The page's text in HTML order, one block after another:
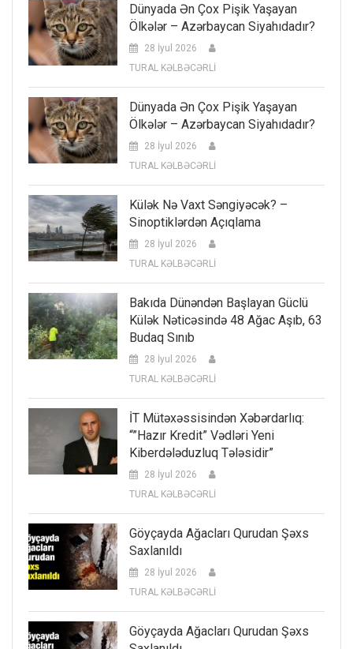
Dünyada Ən Çox Pişik Yaşayan
Ölkələr – Azərbaycan Siyahıdadır?
28 İyul 2026
TURAL KƏLBƏCƏRLİ
Dünyada Ən Çox Pişik Yaşayan
Ölkələr – Azərbaycan Siyahıdadır?
28 İyul 2026
TURAL KƏLBƏCƏRLİ
Külək Nə Vaxt Səngiyəcək? –
Sinoptiklərdən Açıqlama
28 İyul 2026
TURAL KƏLBƏCƏRLİ
Bakıda Dünəndən Başlayan Güclü
Külək Nəticəsində 48 Ağac Aşıb, 63
Budaq Sınıb
28 İyul 2026
TURAL KƏLBƏCƏRLİ
İT Mütəxəssisindən Xəbərdarlıq:
“”Hazır Kredit” Vədləri Yeni
Kiberdələduzluq Tələsidir”
28 İyul 2026
TURAL KƏLBƏCƏRLİ
Göyçayda Ağacları Qurudan Şəxs
Saxlanıldı
28 İyul 2026
TURAL KƏLBƏCƏRLİ
Göyçayda Ağacları Qurudan Şəxs